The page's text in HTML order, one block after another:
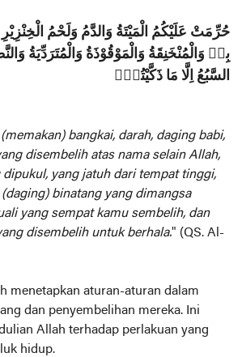
حُرِّمَتْ عَلَيْكُمُ الْمَيْتَةُ وَالدَّمُ وَلَحْمُ الْخِنْزِيْرِ
بِهٖ وَالْمُنْخَنِقَةُ وَالْمَوْقُوْذَةُ وَالْمُتَرَدِّيَةُ
السَّبُعُ اِلَّا مَا ذَكَّيْتُمْۗ
bangkai, darah, daging babi,
disembelih atas nama selain Allah,
dipukul, yang jatuh dari tempat tinggi,
binatang yang dimangsa
yang sempat kamu sembelih, dan
disembelih untuk berhala." (QS. Al-
menetapkan aturan-aturan dalam
dan penyembelihan mereka. Ini
Allah terhadap perlakuan yang
hidup.